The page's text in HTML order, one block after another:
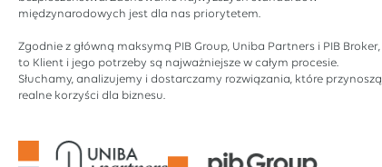
międzynarodowych jest dla nas priorytetem.
Zgodnie z główną maksymą PIB Group, Uniba Partners i PIB Broker,
to Klient i jego potrzeby są najważniejsze w całym procesie.
Słuchamy, analizujemy i dostarczamy rozwiązania, które przynoszą
realne korzyści dla biznesu.